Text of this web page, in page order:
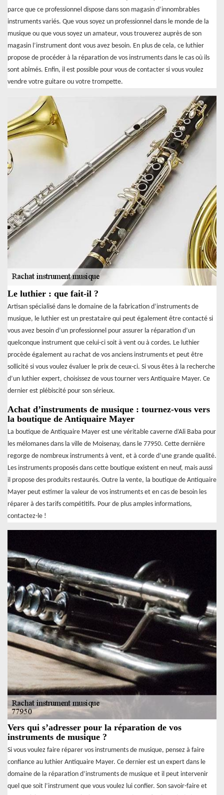
parce que ce professionnel dispose dans son magasin d’innombrables
instruments variés. Que vous soyez un professionnel dans le monde de la
musique ou que vous soyez un amateur, vous trouverez auprès de son
magasin l’instrument dont vous avez besoin. En plus de cela, ce luthier
propose de procéder à la réparation de vos instruments dans le cas où ils
sont abîmés. Enfin, il est possible pour vous de contacter si vous voulez
vendre votre guitare ou votre trompette.
Le luthier : que fait-il ?
Artisan spécialisé dans le domaine de la fabrication d’instruments de
musique, le luthier est un prestataire qui peut également être contacté si
vous avez besoin d’un professionnel pour assurer la réparation d’un
quelconque instrument que celui-ci soit à vent ou à cordes. Le luthier
procède également au rachat de vos anciens instruments et peut être
sollicité si vous voulez évaluer le prix de ceux-ci. Si vous êtes à la recherche
d’un luthier expert, choisissez de vous tourner vers Antiquaire Mayer. Ce
dernier est plébiscité pour son sérieux.
Achat d’instruments de musique : tournez-vous vers
la boutique de Antiquaire Mayer
La boutique de Antiquaire Mayer est une véritable caverne d’Ali Baba pour
les mélomanes dans la ville de Moisenay, dans le 77950. Cette dernière
regorge de nombreux instruments à vent, et à corde d’une grande qualité.
Les instruments proposés dans cette boutique existent en neuf, mais aussi
il propose des produits restaurés. Outre la vente, la boutique de Antiquaire
Mayer peut estimer la valeur de vos instruments et en cas de besoin les
réparer à des tarifs compétitifs. Pour de plus amples informations,
contactez-le !
Vers qui s’adresser pour la réparation de vos
instruments de musique ?
Si vous voulez faire réparer vos instruments de musique, pensez à faire
confiance au luthier Antiquaire Mayer. Ce dernier est un expert dans le
domaine de la réparation d’instruments de musique et il peut intervenir
quel que soit l’instrument que vous voulez lui confier. Son savoir-faire et